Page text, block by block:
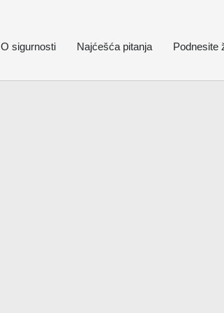
O sigurnosti Najćešća pitanja Podnesite